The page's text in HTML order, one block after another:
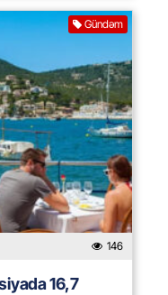
Gündəm
146
16,7